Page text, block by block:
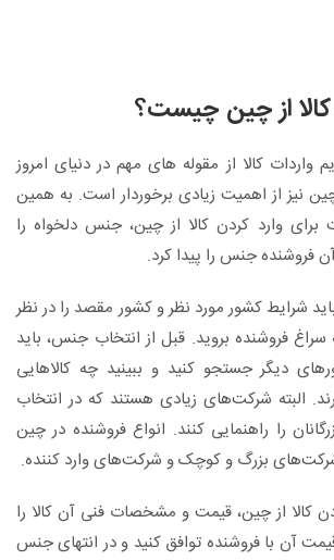
از چین چیست؟
واردات کالا از مقوله‌ های مهم در دنیای امروز
نیز از اهمیت زیادی برخوردار است. به همین
برای وارد کردن کالا از چین، جنس دلخواه را
فروشنده جنس را پیدا کرد.
شرایط کشور مورد نظر و کشور مقصد را در نظر
سراغ فروشنده بروید. قبل از انتخاب جنس، باید
دیگر جستجو کنید و ببینید چه کالاهایی
البته شرکت‌های زیادی هستند که در انتخاب
را راهنمایی کنند. انواع فروشنده در چین
شرکت‌های بزرگ و کوچک و شرکت‌‌های وارد کننده.
کالا از چین، قیمت و مشخصات فنی آن کالا را
آن با فروشنده توافق کنید و در انتهای جنس